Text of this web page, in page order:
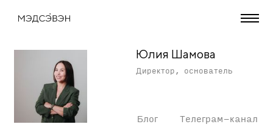
Юлия Шамова
Директор, основатель
Блог Телеграм-канал